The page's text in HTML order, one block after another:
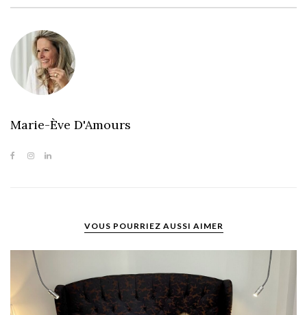
Marie-Ève D'Amours
VOUS POURRIEZ AUSSI AIMER